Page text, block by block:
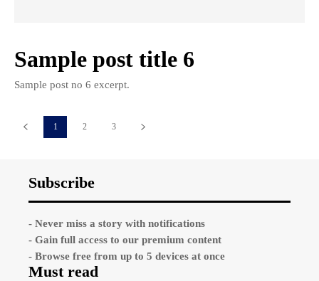
Sample post title 6
Sample post no 6 excerpt.
1 2 3
Subscribe
- Never miss a story with notifications
- Gain full access to our premium content
- Browse free from up to 5 devices at once
Must read